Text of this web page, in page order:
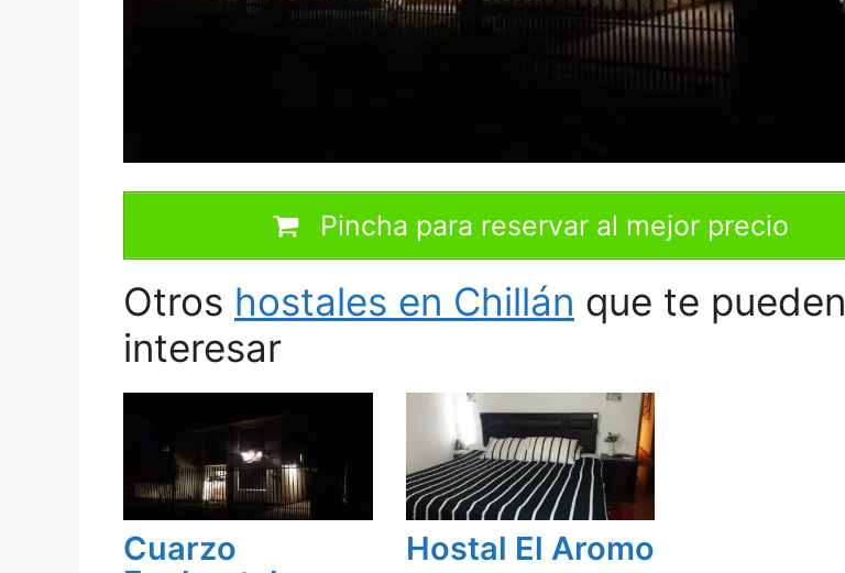
Pincha para reservar al mejor precio
Otros hostales en Chillán que te pueden
interesar
Cuarzo
Hostal El Aromo